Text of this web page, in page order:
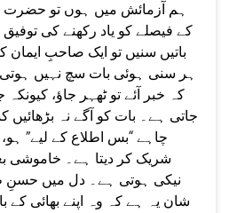
ہم آزمائش میں ہوں تو حضرت
کے فیصلے کو یاد رکھنے کی
باتیں سنیں تو ایک صاحبِ ایمان
ہر سنی ہوئی بات سچ نہیں
کہ خبر آئے تو ٹھہر جاؤ، کیونکہ
جاتی ہے۔ بات کو آگے نہ بڑھائیں
چاہے “بس اطلاع کے لیے”
شریک کر دیتا ہے۔
نیکی ہوتی ہے۔ دل میں حسنِ
شان یہ ہے کہ وہ اپنے بھائی کے